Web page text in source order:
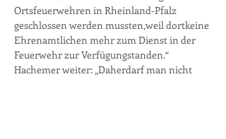
Ortsfeuerwehren in Rheinland-Pfalz
geschlossen werden mussten,weil dortkeine
Ehrenamtlichen mehr zum Dienst in der
Feuerwehr zur Verfügungstanden.“
Hachemer weiter: „Daherdarf man nicht